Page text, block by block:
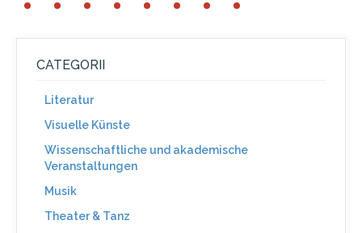
CATEGORII
Literatur
Visuelle Künste
Wissenschaftliche und akademische
Veranstaltungen
Musik
Theater & Tanz